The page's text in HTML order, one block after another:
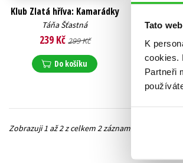
Tato
K
cookies.
Partneři
Klub Zlatá hříva: Kamarádky
Táňa Šťastná
239 Kč 299 Kč
Do košíku
Zobrazuji 1 až 2 z celkem 2 záznamů